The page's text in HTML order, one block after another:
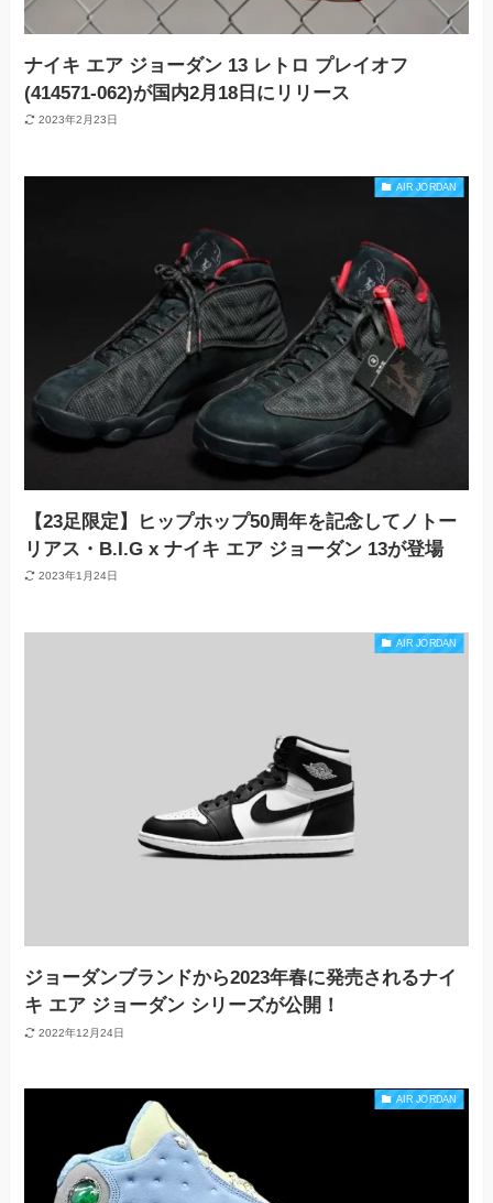
ナイキ エア ジョーダン 13 レトロ プレイオフ
(414571-062)が国内2月18日にリリース
2023年2月23日
AIR JORDAN
【23足限定】ヒップホップ50周年を記念してノトー
リアス・B.I.G x ナイキ エア ジョーダン 13が登場
2023年1月24日
AIR JORDAN
ジョーダンブランドから2023年春に発売されるナイ
キ エア ジョーダン シリーズが公開！
2022年12月24日
AIR JORDAN